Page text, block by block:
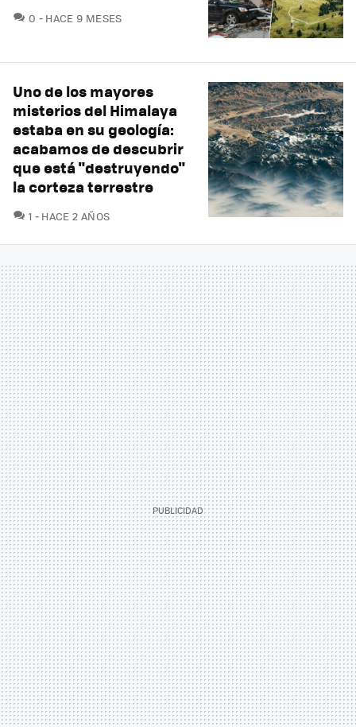
0 COMENTARIOS
HACE 9 MESES
Uno de los mayores
misterios del Himalaya
estaba en su geología:
acabamos de descubrir
que está "destruyendo"
la corteza terrestre
1 COMENTARIOS
HACE 2 AÑOS